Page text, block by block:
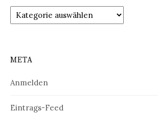
Kategorien
META
Anmelden
Eintrags-Feed